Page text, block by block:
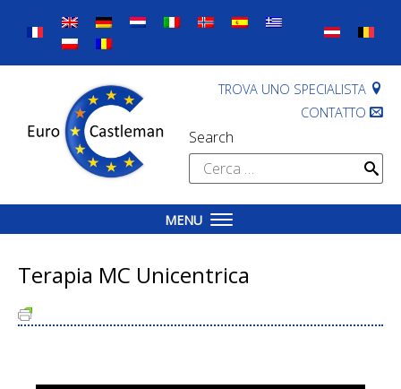
content
TROVA UNO SPECIALISTA
CONTATTO
Search
Ricerca
per:
MENU
Terapia MC Unicentrica